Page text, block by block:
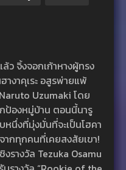
ว จิ้งจอกเก้าหางผู้ทรง
งาคุเระ อสูรพ่ายแพ้
Uzumaki โดย
ป้องหมู่บ้าน ตอนนี้นารู
นึ่งที่มุ่งมั่นที่จะเป็นโฮคา
ากทุกคนที่เคยสงสัยเขา!
รางวัล Tezuka Osamu